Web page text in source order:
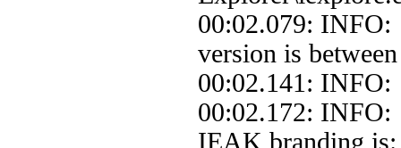
00:02.079:
version is
00:02.141:
00:02.172:
IEAK branding